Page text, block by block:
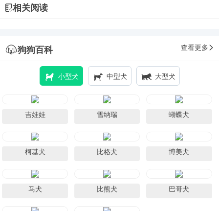
相关阅读
狗狗百科 查看更多
小型犬 中型犬 大型犬
吉娃娃 雪纳瑞 蝴蝶犬
柯基犬 比格犬 博美犬
马犬 比熊犬 巴哥犬